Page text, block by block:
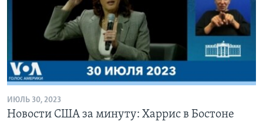
ИЮЛЬ 30, 2023
Новости США за минуту: Харрис в Бостоне